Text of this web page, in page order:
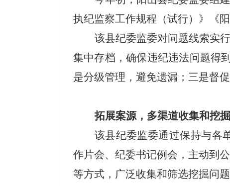
执纪监察工作规程（试行）》《
该县纪委监委对问题线索实
集中存档，确保违纪违法问题得
是分级管理 ，避免遗漏 ；三是督
拓展案源，多渠道收集和挖掘
该县纪委监委通过保持与各
作片会、纪委书记例会，主动到
等方式，广泛收集和筛选挖掘问题